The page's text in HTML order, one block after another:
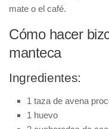
mate o el café.
Cómo hacer
manteca
Ingredientes:
1 taza de avena
1 huevo